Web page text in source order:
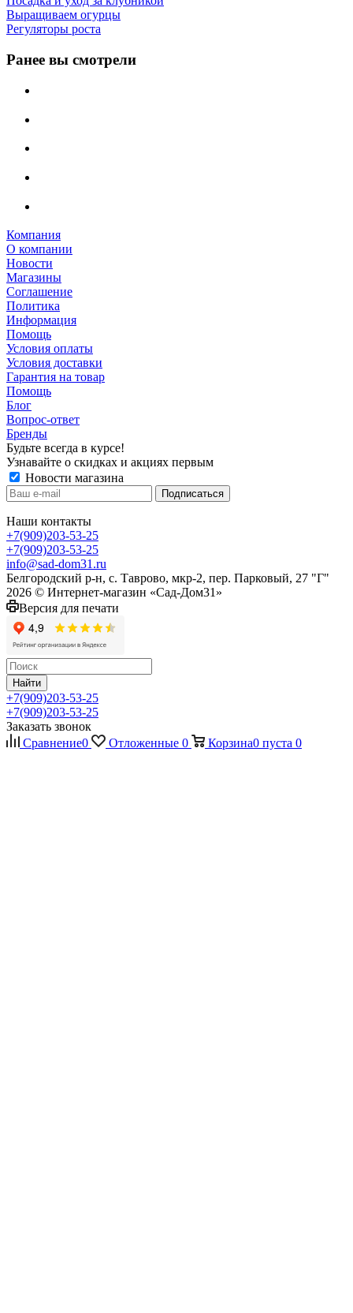
Выращиваем огурцы
Регуляторы роста
Ранее вы смотрели
Компания
О компании
Новости
Магазины
Соглашение
Политика
Информация
Помощь
Условия оплаты
Условия доставки
Гарантия на товар
Помощь
Блог
Вопрос-ответ
Бренды
Будьте всегда в курсе!
Узнавайте о скидках и акциях первым
Новости магазина
Наши контакты
+7(909)203-53-25
+7(909)203-53-25
info@sad-dom31.ru
Белгородский р-н, с. Таврово, мкр-2, пер. Парковый, 27 "Г"
2026 © Интернет-магазин «Сад-Дом31»
Версия для печати
Найти
+7(909)203-53-25
+7(909)203-53-25
Заказать звонок
Сравнение0 Отложенные 0 Корзина0 пуста 0